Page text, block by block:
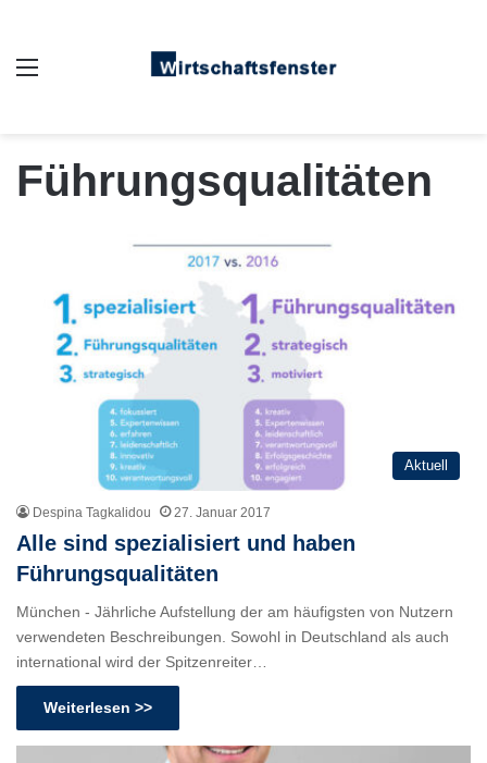
Führungsqualitäten
Aktuell
Despina Tagkalidou 27. Januar 2017
Alle sind spezialisiert und haben
Führungsqualitäten
München - Jährliche Aufstellung der am häufigsten von Nutzern
verwendeten Beschreibungen. Sowohl in Deutschland als auch
international wird der Spitzenreiter…
Weiterlesen >>